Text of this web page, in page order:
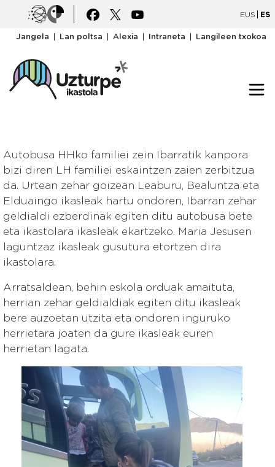
Pasar al contenido principal
IrudiaIrudia EUS ES
goiburukomenua
Jangela Lan poltsa Alexia Intraneta Langileen txokoa
Autobusa HHko familiei zein Ibarratik kanpora
bizi diren LH familiei eskaintzen zaien zerbitzua
da. Urtean zehar goizean Leaburu, Bealuntza eta
Elduaingo ikasleak hartu ondoren, Ibarran zehar
geldialdi ezberdinak egiten ditu autobusa bete
eta ikastolara ikasleak ekartzeko. Maria Jesusen
laguntzaz ikasleak gusutura etortzen dira
ikastolara.
Arratsaldean, behin eskola orduak amaituta,
herrian zehar geldialdiak egiten ditu ikasleak
bere auzoetan utzita eta ondoren inguruko
herrietara joaten da gure ikasleak euren
herrietan lagata.